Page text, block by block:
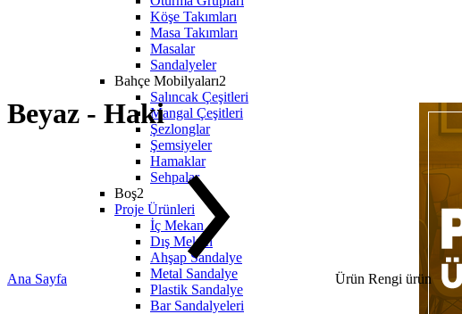
Köşe Takımları
Masa Takımları
Masalar
Sandalyeler
Bahçe Mobilyaları2
Salıncak Çeşitleri
Mangal Çeşitleri
Şezlonglar
Şemsiyeler
Hamaklar
Sehpalar
Boş2
Proje Ürünleri
İç Mekan
Dış Mekan
Ahşap Sandalye
Metal Sandalye
Plastik Sandalye
Bar Sandalyeleri
Beyaz - Haki
Ana Sayfa Ürün Rengi ürün